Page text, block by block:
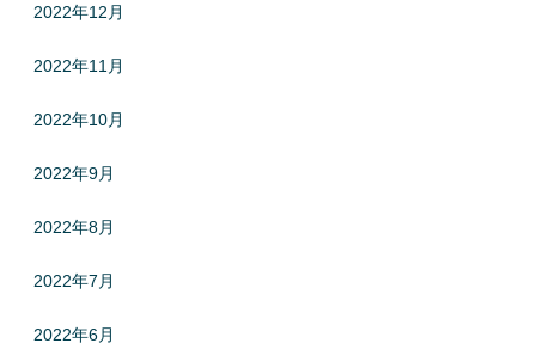
2022年12月
2022年11月
2022年10月
2022年9月
2022年8月
2022年7月
2022年6月